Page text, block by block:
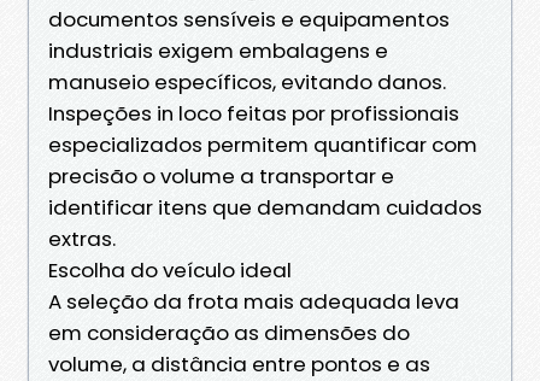
documentos sensíveis e equipamentos
industriais exigem embalagens e
manuseio específicos, evitando danos.
Inspeções in loco feitas por profissionais
especializados permitem quantificar com
precisão o volume a transportar e
identificar itens que demandam cuidados
extras.
Escolha do veículo ideal
A seleção da frota mais adequada leva
em consideração as dimensões do
volume, a distância entre pontos e as